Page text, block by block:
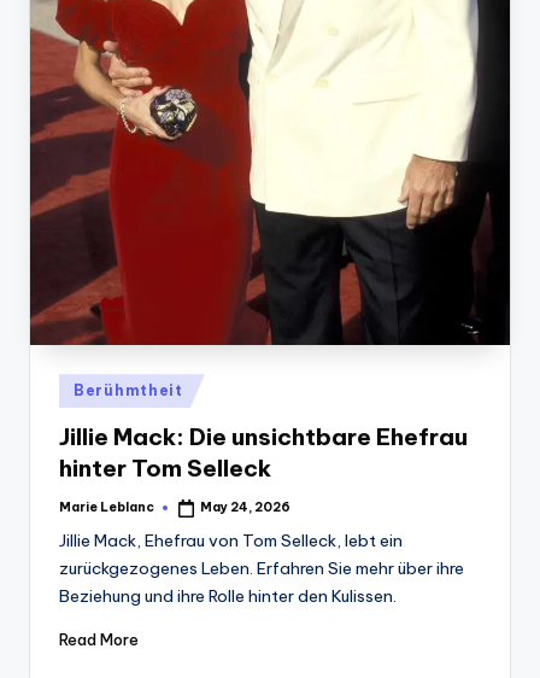
Posted
in
Berühmtheit
Jillie Mack: Die unsichtbare Ehefrau
hinter Tom Selleck
Posted
Marie Leblanc May 24, 2026
Jillie Mack, Ehefrau von Tom Selleck, lebt ein
zurückgezogenes Leben. Erfahren Sie mehr über ihre
Beziehung und ihre Rolle hinter den Kulissen.
Read More